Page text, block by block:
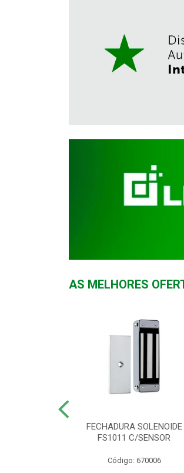
AS MELHORES
FECHADURA SOLENOIDE
FS1011 C/SENSOR
Código: 670006